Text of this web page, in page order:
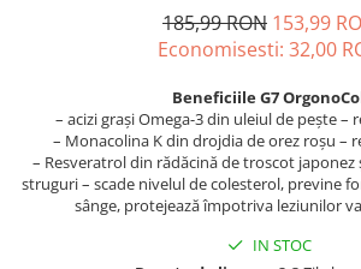
Creme pentru ochi
Îngrijirea Corpului
Creme de corp
Loțiuni
Unturi de corp
Ginseng
Glucozamina
Glutation
185,99 RON 153,99
Economisesti: 32,00
Beneficiile G7
– acizi grași Omega-3 din uleiul de pește –
– Monacolina K din drojdia de orez roșu –
– Resveratrol din rădăcină de troscot japonez
struguri – scade nivelul de colesterol, previne
sânge, protejează împotriva leziunilor
IN STOC